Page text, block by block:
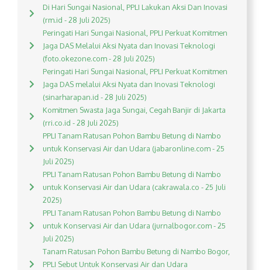
Di Hari Sungai Nasional, PPLI Lakukan Aksi Dan Inovasi
(rm.id - 28 Juli 2025)
Peringati Hari Sungai Nasional, PPLI Perkuat Komitmen
Jaga DAS Melalui Aksi Nyata dan Inovasi Teknologi
(foto.okezone.com - 28 Juli 2025)
Peringati Hari Sungai Nasional, PPLI Perkuat Komitmen
Jaga DAS melalui Aksi Nyata dan Inovasi Teknologi
(sinarharapan.id - 28 Juli 2025)
Komitmen Swasta Jaga Sungai, Cegah Banjir di Jakarta
(rri.co.id - 28 Juli 2025)
PPLI Tanam Ratusan Pohon Bambu Betung di Nambo
untuk Konservasi Air dan Udara (jabaronline.com - 25
Juli 2025)
PPLI Tanam Ratusan Pohon Bambu Betung di Nambo
untuk Konservasi Air dan Udara (cakrawala.co - 25 Juli
2025)
PPLI Tanam Ratusan Pohon Bambu Betung di Nambo
untuk Konservasi Air dan Udara (jurnalbogor.com - 25
Juli 2025)
Tanam Ratusan Pohon Bambu Betung di Nambo Bogor,
PPLI Sebut Untuk Konservasi Air dan Udara